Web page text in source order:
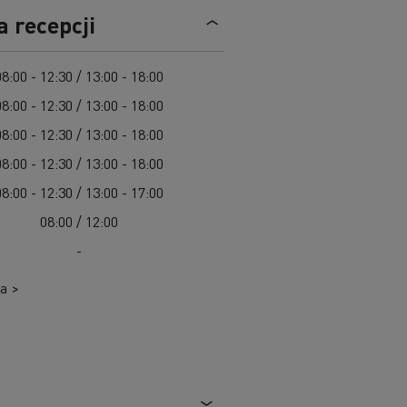
Pojazdy dla jednostek samorządu terytorialnego
Pojazdy ratowniczo-gaśnicze
Zbiórka odpadów
Roboty drogowe
Czyszczenie i konserwacja kanalizacji
Leasing dla pojazdów elektrycznych
Design: rewolucja w pojazdach elektrycznych
Firma Guerlain i dostawy do 15 sklepów w
Grupa Delanchy korzysta z elektrycznych
ciężarówek
recepcji
- 12:30 / 13:00 - 18:00
- 12:30 / 13:00 - 18:00
- 12:30 / 13:00 - 18:00
- 12:30 / 13:00 - 18:00
- 12:30 / 13:00 - 17:00
08:00 / 12:00
-
>